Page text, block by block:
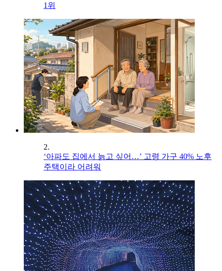
1위
2.
‘아파도 집에서 늙고 싶어…’ 고령 가구 40% 노후
주택이라 어려워